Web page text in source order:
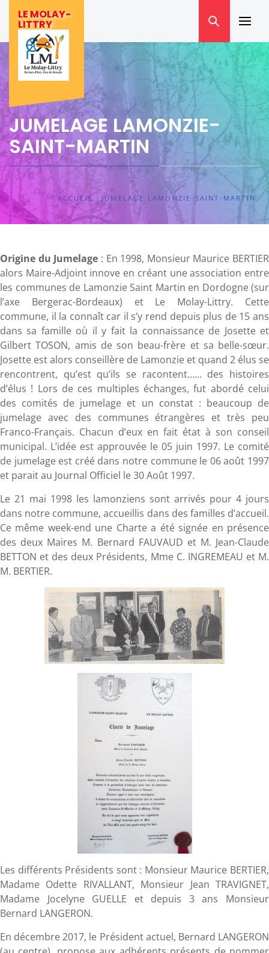
content
LE MOLAY-
LITTRY
Menu
JUMELAGE LAMONZIE-
SAINT-MARTIN
ACCUEIL JUMELAGE LAMONZIE-SAINT-MARTIN
Origine du Jumelage : En 1998, Monsieur Maurice BERTIER
alors Maire-Adjoint innove en créant une association entre
les communes de Lamonzie Saint Martin en Dordogne (sur
l’axe Bergerac-Bordeaux) et Le Molay-Littry. Cette
commune, il la connaît car il s’y rend depuis plus de 15 ans
dans sa famille où il y fait la connaissance de Josette et
Gilbert TOSON, amis de son beau-frère et sa belle-sœur.
Josette est alors conseillère de Lamonzie et quand 2 élus se
rencontrent, qu’est qu’ils se racontent…… des histoires
d’élus ! Lors de ces multiples échanges, fut abordé celui
des comités de jumelage et un constat : beaucoup de
jumelage avec des communes étrangères et très peu
Franco-Français. Chacun d’eux en fait état à son conseil
municipal. L’idée est approuvée le 05 juin 1997. Le comité
de jumelage est créé dans notre commune le 06 août 1997
et parait au Journal Officiel le 30 Août 1997.
Le 21 mai 1998 les lamonziens sont arrivés pour 4 jours
dans notre commune, accueillis dans des familles d’accueil.
Ce même week-end une Charte a été signée en présence
des deux Maires M. Bernard FAUVAUD et M. Jean-Claude
BETTON et des deux Présidents, Mme C. INGREMEAU et M.
M. BERTIER.
Les différents Présidents sont : Monsieur Maurice BERTIER,
Madame Odette RIVALLANT, Monsieur Jean TRAVIGNET,
Madame Jocelyne GUELLE et depuis 3 ans Monsieur
Bernard LANGERON.
En décembre 2017, le Président actuel, Bernard LANGERON